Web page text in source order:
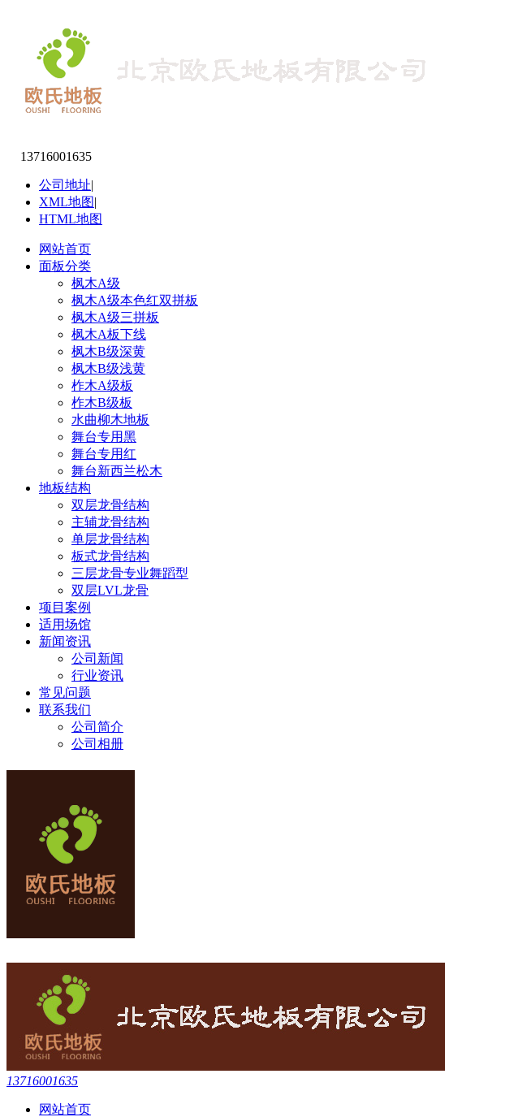
13716001635
公司地址|
XML地图|
HTML地图
网站首页
面板分类
枫木A级
枫木A级本色红双拼板
枫木A级三拼板
枫木A板下线
枫木B级深黄
枫木B级浅黄
柞木A级板
柞木B级板
水曲柳木地板
舞台专用黑
舞台专用红
舞台新西兰松木
地板结构
双层龙骨结构
主辅龙骨结构
单层龙骨结构
板式龙骨结构
三层龙骨专业舞蹈型
双层LVL龙骨
项目案例
适用场馆
新闻资讯
公司新闻
行业资讯
常见问题
联系我们
公司简介
公司相册
13716001635
网站首页